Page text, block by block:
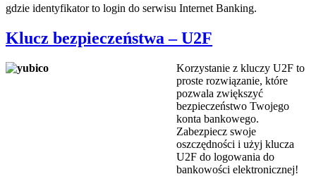
gdzie identyfikator to login do serwisu Internet Banking.
Klucz bezpieczeństwa – U2F
Korzystanie z kluczy U2F to
proste rozwiązanie, które
pozwala zwiększyć
bezpieczeństwo Twojego
konta bankowego.
Zabezpiecz swoje
oszczędności i użyj klucza
U2F do logowania do
bankowości elektronicznej!